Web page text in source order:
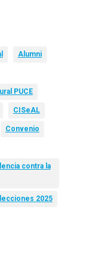
Alumni
PUCE
CISeAL
Convenio
contra la
2025